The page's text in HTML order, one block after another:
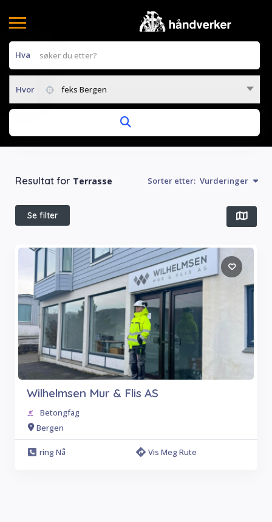
Hva
Hvor feks Bergen
Resultat for Terrasse Sorter etter: Vurderinger
Se filter
Wilhelmsen Mur & Flis AS
Betongfag
Bergen
ring Nå Vis Meg Rute